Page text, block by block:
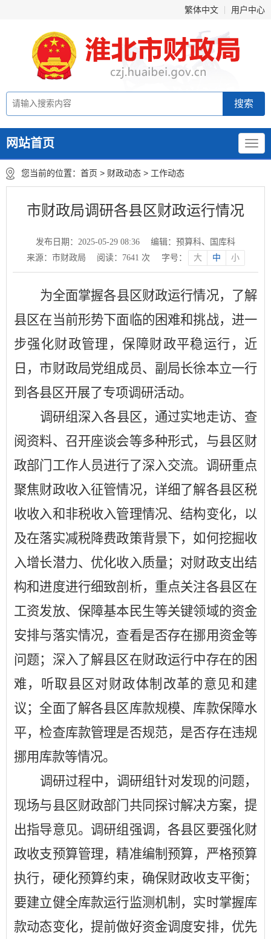
繁体中文 用户中心
网站首页
您当前的位置： 首页 > 财政动态 > 工作动态
市财政局调研各县区财政运行情况
发布日期：2025-05-29 08:36
编辑：预算科、国库科
来源：市财政局
阅读： 7641 次 字号： 大 中 小
为全面掌握各县区财政运行情况，了解
县区在当前形势下面临的困难和挑战，进一
步强化财政管理，保障财政平稳运行，近
日，市财政局党组成员、副局长徐本立一行
到各县区开展了专项调研活动。
调研组深入各县区，通过实地走访、查
阅资料、召开座谈会等多种形式，与县区财
政部门工作人员进行了深入交流。调研重点
聚焦财政收入征管情况，详细了解各县区税
收收入和非税收入管理情况、结构变化，以
及在落实减税降费政策背景下，如何挖掘收
入增长潜力、优化收入质量；对财政支出结
构和进度进行细致剖析，重点关注各县区在
工资发放、保障基本民生等关键领域的资金
安排与落实情况，查看是否存在挪用资金等
问题；深入了解县区在财政运行中存在的困
难，听取县区对财政体制改革的意见和建
议；全面了解各县区库款规模、库款保障水
平，检查库款管理是否规范，是否存在违规
挪用库款等情况。
调研过程中，调研组针对发现的问题，
现场与县区财政部门共同探讨解决方案，提
出指导意见。调研组强调，各县区要强化财
政收支预算管理，精准编制预算，严格预算
执行，硬化预算约束，确保财政收支平衡；
要建立健全库款运行监测机制，实时掌握库
款动态变化，提前做好资金调度安排，优先